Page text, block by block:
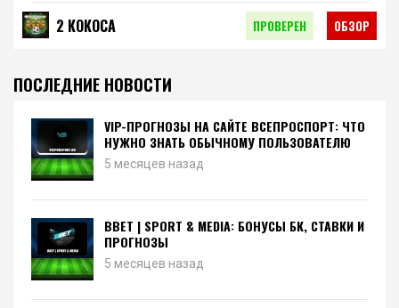
2 КОКОСА ПРОВЕРЕН ОБЗОР
ПОСЛЕДНИЕ НОВОСТИ
VIP-ПРОГНОЗЫ НА САЙТЕ ВСЕПРОСПОРТ: ЧТО
НУЖНО ЗНАТЬ ОБЫЧНОМУ ПОЛЬЗОВАТЕЛЮ
5 месяцев назад
BBET | SPORT & MEDIA: БОНУСЫ БК, СТАВКИ И
ПРОГНОЗЫ
5 месяцев назад